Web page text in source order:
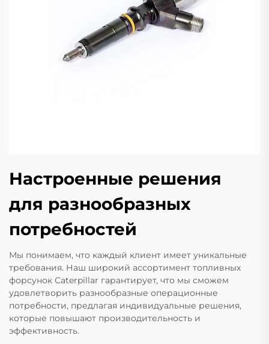
Настроенные решения
для разнообразных
потребностей
Мы понимаем, что каждый клиент имеет уникальные
требования. Наш широкий ассортимент топливных
форсунок Caterpillar гарантирует, что мы сможем
удовлетворить разнообразные операционные
потребности, предлагая индивидуальные решения,
которые повышают производительность и
эффективность.